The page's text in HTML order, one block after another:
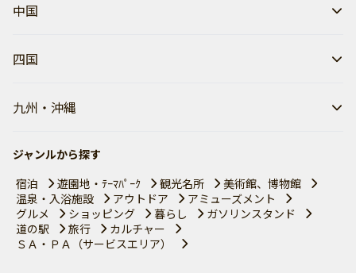
中国
四国
九州・沖縄
ジャンルから探す
宿泊
遊園地・ﾃｰﾏﾊﾟｰｸ 観光名所
美術館、博物館
温泉・入浴施設
アウトドア
アミューズメント
グルメ
ショッピング 暮らし
ガソリンスタンド
道の駅
旅行
カルチャー
ＳＡ・ＰＡ（サービスエリア）